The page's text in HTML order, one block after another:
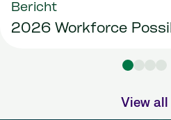
Bericht
2026 Workforce
View all